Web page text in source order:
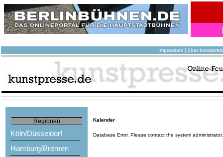
Impressum | über
Regionen
Köln/Düsseldorf
Hamburg/Bremen
Kalender
Database Error. Please contact the system